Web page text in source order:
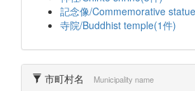
記念像/Commemorative
寺院/Buddhist temple(1件)
市町村名 Municipality name